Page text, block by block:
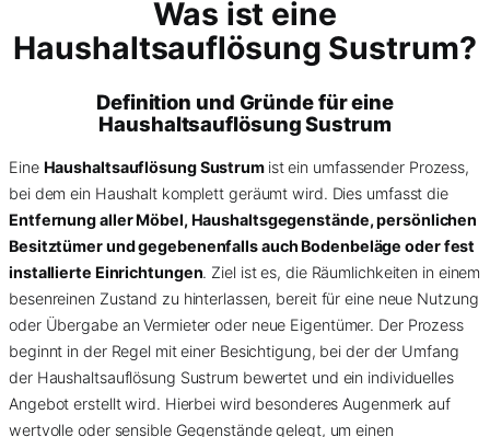
Was ist eine
Haushaltsauflösung Sustrum?
Definition und Gründe für eine
Haushaltsauflösung Sustrum
Eine Haushaltsauflösung Sustrum ist ein umfassender Prozess,
bei dem ein Haushalt komplett geräumt wird. Dies umfasst die
Entfernung aller Möbel, Haushaltsgegenstände, persönlichen
Besitztümer und gegebenenfalls auch Bodenbeläge oder fest
installierte Einrichtungen. Ziel ist es, die Räumlichkeiten in einem
besenreinen Zustand zu hinterlassen, bereit für eine neue Nutzung
oder Übergabe an Vermieter oder neue Eigentümer. Der Prozess
beginnt in der Regel mit einer Besichtigung, bei der der Umfang
der Haushaltsauflösung Sustrum bewertet und ein individuelles
Angebot erstellt wird. Hierbei wird besonderes Augenmerk auf
wertvolle oder sensible Gegenstände gelegt, um einen